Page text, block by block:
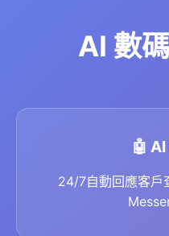
AI 數
🤖
24/7自動回應客戶